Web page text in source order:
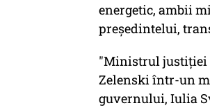
energetic, ambii
preşedintelui,
"Ministrul justiţiei
Zelenski într-un
guvernului, Iulia